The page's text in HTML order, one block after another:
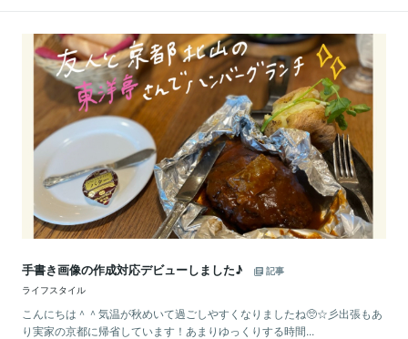
手書き画像の作成対応デビューしました♪
記事
ライフスタイル
こんにちは＾＾気温が秋めいて過ごしやすくなりましたね🥺☆彡出張もあ
り実家の京都に帰省しています！あまりゆっくりする時間...